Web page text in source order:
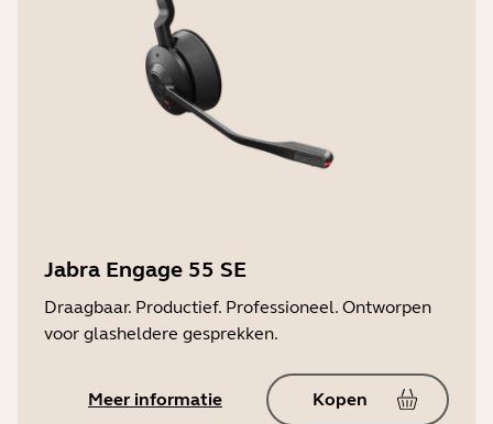
Jabra Engage 55 SE
Draagbaar. Productief. Professioneel. Ontworpen
voor glasheldere gesprekken.
Meer informatie Kopen